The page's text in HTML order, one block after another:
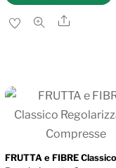
Share
FRUTTA e FIBRE Classico